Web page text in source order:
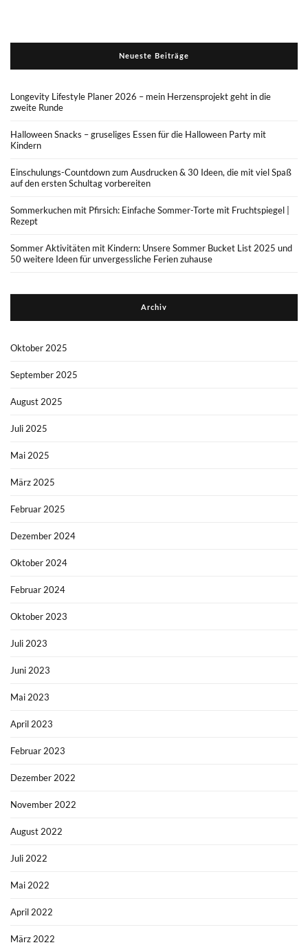
Neueste Beiträge
Longevity Lifestyle Planer 2026 – mein Herzensprojekt geht in die
zweite Runde
Halloween Snacks – gruseliges Essen für die Halloween Party mit
Kindern
Einschulungs-Countdown zum Ausdrucken & 30 Ideen, die mit viel Spaß
auf den ersten Schultag vorbereiten
Sommerkuchen mit Pfirsich: Einfache Sommer-Torte mit Fruchtspiegel |
Rezept
Sommer Aktivitäten mit Kindern: Unsere Sommer Bucket List 2025 und
50 weitere Ideen für unvergessliche Ferien zuhause
Archiv
Oktober 2025
September 2025
August 2025
Juli 2025
Mai 2025
März 2025
Februar 2025
Dezember 2024
Oktober 2024
Februar 2024
Oktober 2023
Juli 2023
Juni 2023
Mai 2023
April 2023
Februar 2023
Dezember 2022
November 2022
August 2022
Juli 2022
Mai 2022
April 2022
März 2022